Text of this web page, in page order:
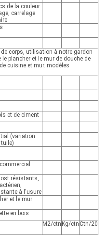
de la couleur
carrelage
corps, utilisation à notre gardon
le plancher et le mur de douche de
cuisine et mur. modèles
et de ciment
(variation
résistants,
à l'usure
et le mur
en bois
M2/ctn Kg/ctn Ctn/20